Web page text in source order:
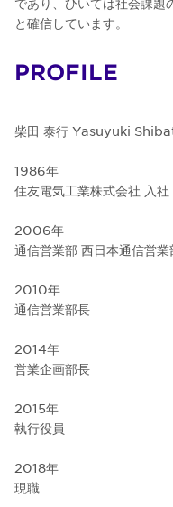
と確信しています。
PROFILE
柴田 泰行 Yasuyuki
1986年
住友電気工業株式会社 入社
2006年
通信営業部 西日本通信営業
2010年
通信営業部長
2014年
営業企画部長
2015年
執行役員
2018年
現職